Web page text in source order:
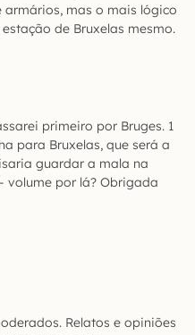
armários, mas o mais lógico
de Bruxelas mesmo.
primeiro por Bruges. 1
para Bruxelas, que será a
guardar a mala na
volume por lá? Obrigada
Relatos e opiniões